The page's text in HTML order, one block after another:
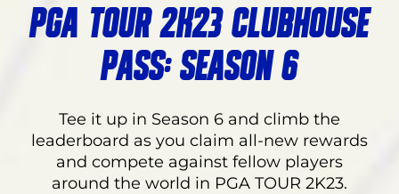
PGA TOUR 2K23 CLUBHOUSE
PASS: SEASON 6
Tee it up in Season 6 and climb the
leaderboard as you claim all-new rewards
and compete against fellow players
around the world in PGA TOUR 2K23.